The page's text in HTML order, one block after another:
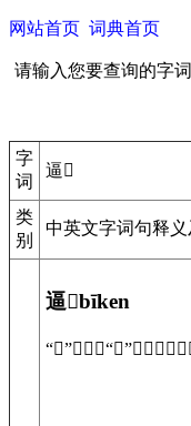
网站首页 词典首页
请输入您要查询的字词
字
词
逼𣞳
类
别
中英文字词句释
逼𣞳bīken
“𣞳”常写作“掯”。逼迫。〔